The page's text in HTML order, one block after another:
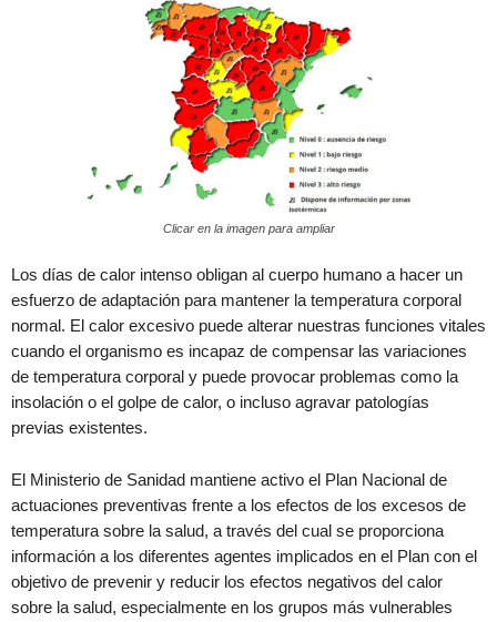
Clicar en la imagen para ampliar
Los días de calor intenso obligan al cuerpo humano a hacer un
esfuerzo de adaptación para mantener la temperatura corporal
normal. El calor excesivo puede alterar nuestras funciones vitales
cuando el organismo es incapaz de compensar las variaciones
de temperatura corporal y puede provocar problemas como la
insolación o el golpe de calor, o incluso agravar patologías
previas existentes.
El Ministerio de Sanidad mantiene activo el Plan Nacional de
actuaciones preventivas frente a los efectos de los excesos de
temperatura sobre la salud, a través del cual se proporciona
información a los diferentes agentes implicados en el Plan con el
objetivo de prevenir y reducir los efectos negativos del calor
sobre la salud, especialmente en los grupos más vulnerables